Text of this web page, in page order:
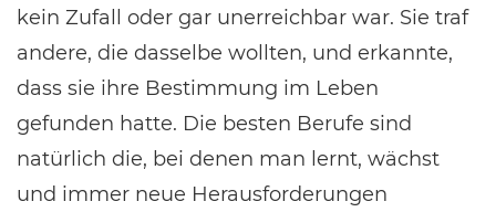
kein Zufall oder gar unerreichbar war. Sie traf
andere, die dasselbe wollten, und erkannte,
dass sie ihre Bestimmung im Leben
gefunden hatte. Die besten Berufe sind
natürlich die, bei denen man lernt, wächst
und immer neue Herausforderungen